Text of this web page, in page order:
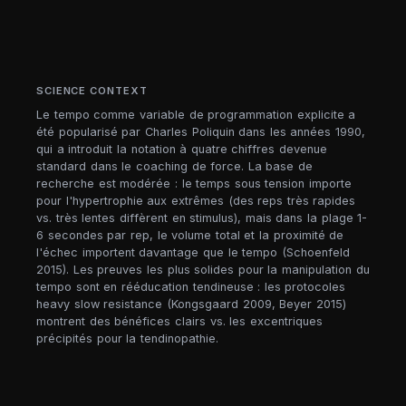
SCIENCE CONTEXT
Le tempo comme variable de programmation explicite a
été popularisé par Charles Poliquin dans les années 1990,
qui a introduit la notation à quatre chiffres devenue
standard dans le coaching de force. La base de
recherche est modérée : le temps sous tension importe
pour l'hypertrophie aux extrêmes (des reps très rapides
vs. très lentes diffèrent en stimulus), mais dans la plage 1-
6 secondes par rep, le volume total et la proximité de
l'échec importent davantage que le tempo (Schoenfeld
2015). Les preuves les plus solides pour la manipulation du
tempo sont en rééducation tendineuse : les protocoles
heavy slow resistance (Kongsgaard 2009, Beyer 2015)
montrent des bénéfices clairs vs. les excentriques
précipités pour la tendinopathie.